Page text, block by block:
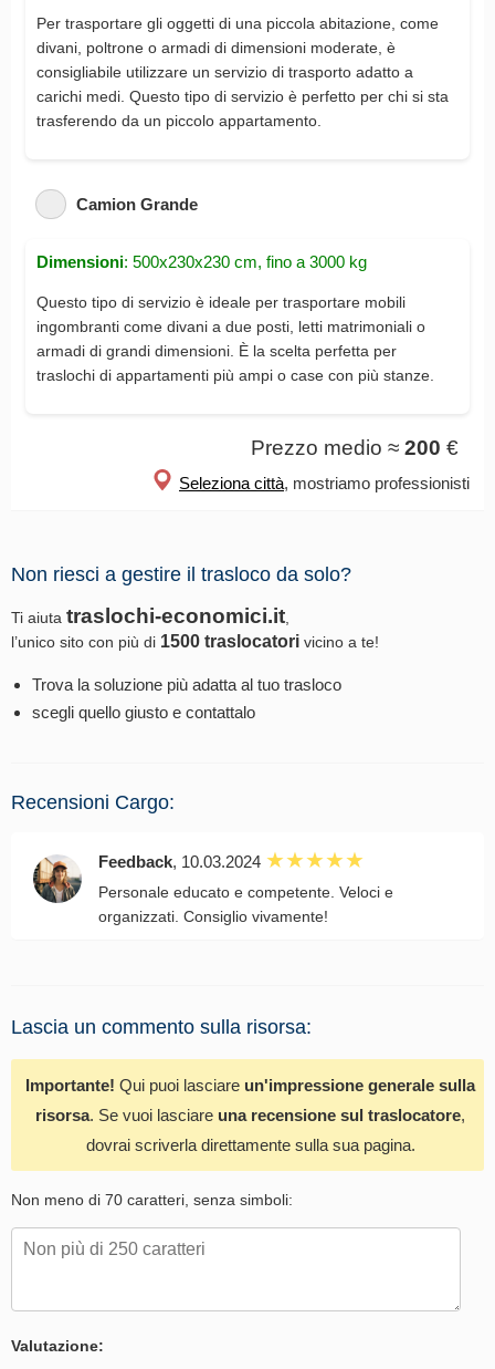
Per trasportare gli oggetti di una piccola abitazione, come
divani, poltrone o armadi di dimensioni moderate, è
consigliabile utilizzare un servizio di trasporto adatto a
carichi medi. Questo tipo di servizio è perfetto per chi si sta
trasferendo da un piccolo appartamento.
Camion Grande
Dimensioni: 500x230x230 cm, fino a 3000 kg
Questo tipo di servizio è ideale per trasportare mobili
ingombranti come divani a due posti, letti matrimoniali o
armadi di grandi dimensioni. È la scelta perfetta per
traslochi di appartamenti più ampi o case con più stanze.
Prezzo medio ≈ 200 €
Seleziona città, mostriamo professionisti
Non riesci a gestire il trasloco da solo?
Ti aiuta traslochi-economici.it
l’unico sito con più di 1500 traslocatori vicino a te!
Trova la soluzione più adatta al tuo trasloco
scegli quello giusto e contattalo
Recensioni Cargo:
Feedback, 10.03.2024
Personale educato e competente. Veloci e
organizzati. Consiglio vivamente!
Lascia un commento sulla risorsa:
Importante! Qui puoi lasciare un'impressione generale sulla
risorsa. Se vuoi lasciare una recensione sul traslocatore,
dovrai scriverla direttamente sulla sua pagina.
Non meno di 70 caratteri, senza simboli:
Valutazione: